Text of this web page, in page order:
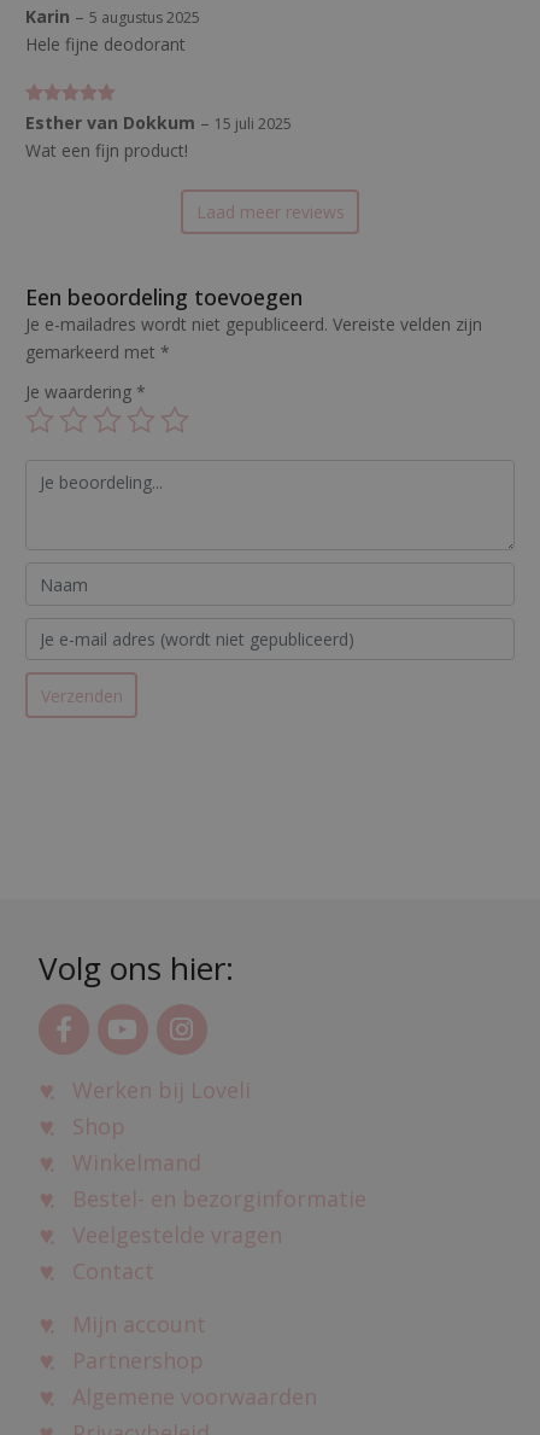
gebaseerd
op klant
waarderinge
Gewaardeerd
5uit 5
Karin – 5 augustus 2025
Hele fijne deodorant
Gewaardeerd
5uit 5
Esther van Dokkum – 15 juli 2025
Wat een fijn product!
Laad meer reviews
Een beoordeling toevoegen
Je e-mailadres wordt niet gepubliceerd. Vereiste velden zijn
gemarkeerd met *
Je waardering *
Volg ons hier:
Werken bij Loveli
Shop
Winkelmand
Bestel- en bezorginformatie
Veelgestelde vragen
Contact
Mijn account
Partnershop
Algemene voorwaarden